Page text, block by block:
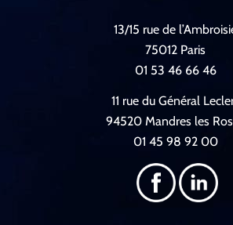
13/15 rue de
75012 Paris
01 53 46 66 46
11 rue du Général
94520 Mandres les
01 45 98 92 00